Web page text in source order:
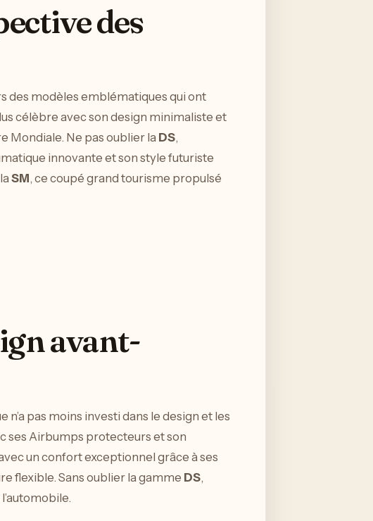
des
des modèles emblématiques qui ont
célèbre avec son design minimaliste et
Mondiale. Ne pas oublier la DS,
innovante et son style futuriste
SM, ce coupé grand tourisme propulsé
avant-
pas moins investi dans le design et les
ses Airbumps protecteurs et son
un confort exceptionnel grâce à ses
flexible. Sans oublier la gamme DS,